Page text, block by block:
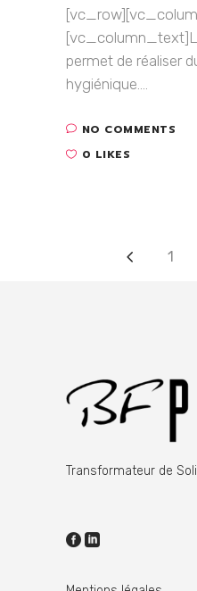
permet de réaliser
hygiénique....
NO COMMENTS
0 LIKES
1
Transformateur de